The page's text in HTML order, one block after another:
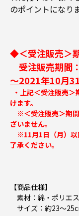
のポイントになりま
◆＜受注販売＞
受注販売期間：
～2021年10月
・上記＜受注販売
けます。
※＜受注販売＞期間
ざいません。
※11月1日（月）以
了承ください。
【商品仕様】
素材：綿・ポリエ
サイズ：約23～